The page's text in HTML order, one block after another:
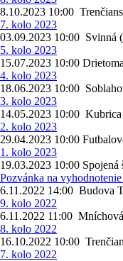
8.10.2023 10:00
7. kolo 2023
03.09.2023 10:00 Svinná
5. kolo 2023
15.07.2023 10:00
4. kolo 2023
18.06.2023 10:00
3. kolo 2023
14.05.2023 10:00
2. kolo 2023
29.04.2023 10:00
1. kolo 2023
19.03.2023 10:00 Spojená
Pozvánka na
6.11.2022 14:00 Budova
9. kolo 2022
6.11.2022 11:00
8. kolo 2022
16.10.2022 10:00
7. kolo 2022